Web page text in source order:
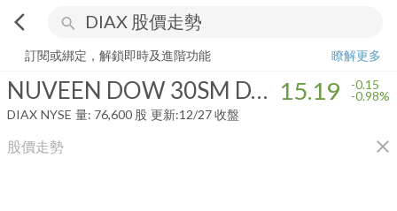
arrow_back_ios search
NUVEEN DOW 30SM DYNAMIC OVERWRITE FUND
訂閱或綁定，解鎖即時及進階功能
瞭解更多
NUVEEN DOW 30SM DYNAMIC OVERWRITE FUND 15.19 -0.15
-0.98%
DIAX NYSE 量: 76,600 股 更新:12/27 收盤
股價走勢 close